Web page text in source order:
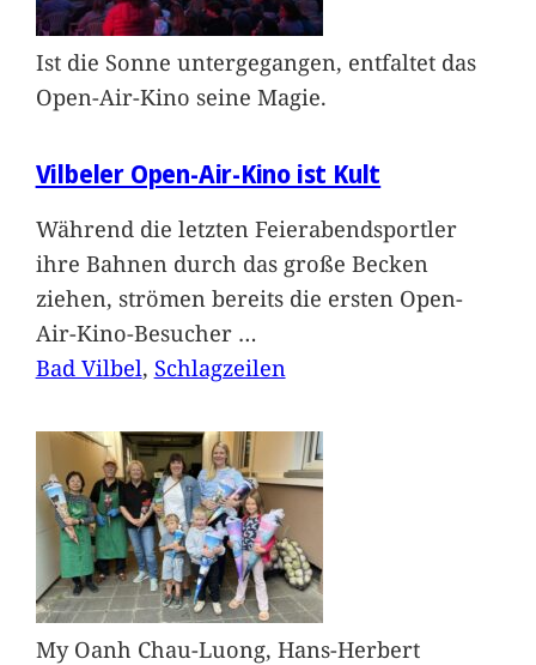
Ist die Sonne untergegangen, entfaltet das
Open-Air-Kino seine Magie.
Vilbeler Open-Air-Kino ist Kult
Während die letzten Feierabendsportler
ihre Bahnen durch das große Becken
ziehen, strömen bereits die ersten Open-
Air-Kino-Besucher …
Bad Vilbel, Schlagzeilen
My Oanh Chau-Luong, Hans-Herbert